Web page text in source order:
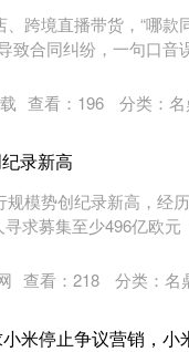
跨境直播带货，“哪款
致合同纠纷，一句口音
查看： 196 分类：
录新高
模势创纪录新高，经
求募集至少496亿欧元
查看： 218 分类： 名
米停止争议营销，小